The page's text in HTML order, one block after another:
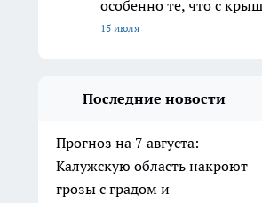
особенно те, что с
15 июля
Последние новости
Прогноз на 7 августа:
Калужскую область накроют
грозы с градом и